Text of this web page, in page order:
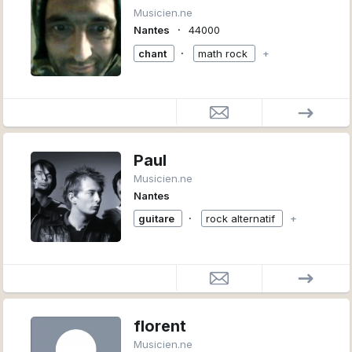
Musicien.ne
Nantes
∙
44000
chant
∙ math rock +
Paul
Musicien.ne
Nantes
guitare
∙ rock alternatif +
florent
Musicien.ne